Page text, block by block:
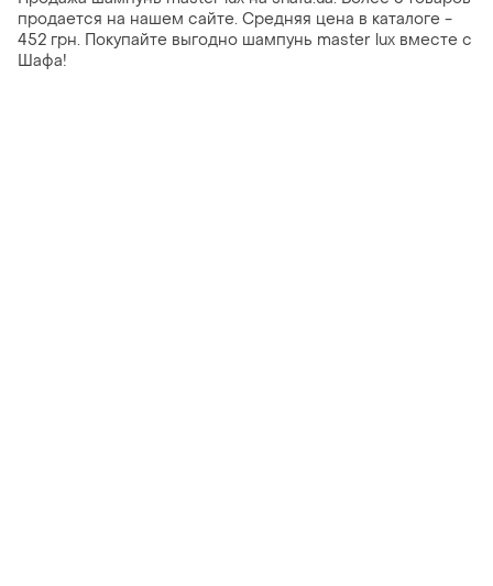
продается на нашем сайте. Средняя цена в каталоге -
452 грн. Покупайте выгодно шампунь master lux вместе с
Шафа!